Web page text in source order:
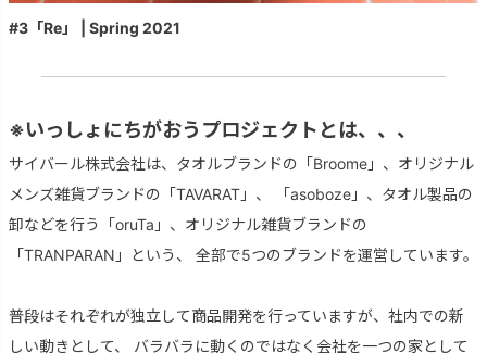
#3「Re」 | Spring 2021
※いっしょにちがおうプロジェクトとは、、、
サイバール株式会社は、タオルブランドの「Broome」、オリジナル
メンズ雑貨ブランドの「TAVARAT」、 「asoboze」、タオル製品の
卸などを行う「oruTa」、オリジナル雑貨ブランドの
「TRANPARAN」という、 全部で5つのブランドを運営しています。
普段はそれぞれが独立して商品開発を行っていますが、社内での新
しい動きとして、 バラバラに動くのではなく会社を一つの家として